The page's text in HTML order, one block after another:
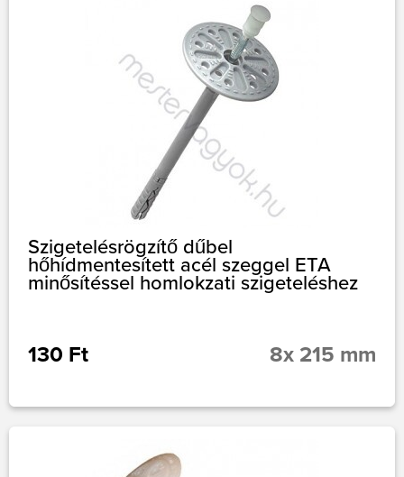
Szigetelésrögzítő dűbel
hőhídmentesített acél szeggel ETA
minősítéssel homlokzati szigeteléshez
130 Ft 8x 215 mm